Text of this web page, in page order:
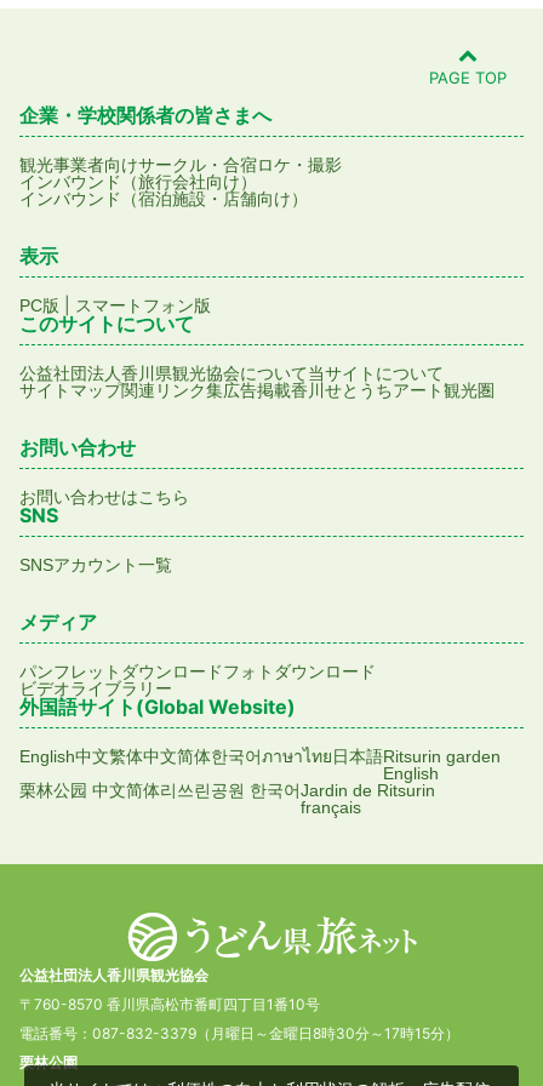
PAGE TOP
企業・学校関係者の皆さまへ
観光事業者向けサークル・合宿ロケ・撮影
インバウンド（旅行会社向け）
インバウンド（宿泊施設・店舗向け）
表示
PC版 スマートフォン版
このサイトについて
公益社団法人香川県観光協会について当サイトについて
サイトマップ関連リンク集広告掲載香川せとうちアート観光圏
お問い合わせ
お問い合わせはこちら
SNS
SNSアカウント一覧
メディア
パンフレットダウンロードフォトダウンロード
ビデオライブラリー
外国語サイト(Global Website)
English中文繁体中文简体한국어ภาษาไทย日本語Ritsurin garden
English
栗林公园 中文简体리쓰린공원 한국어Jardin de Ritsurin
français
公益社団法人香川県観光協会
〒760-8570 香川県高松市番町四丁目1番10号
電話番号：087-832-3379（月曜日～金曜日8時30分～17時15分）
栗林公園